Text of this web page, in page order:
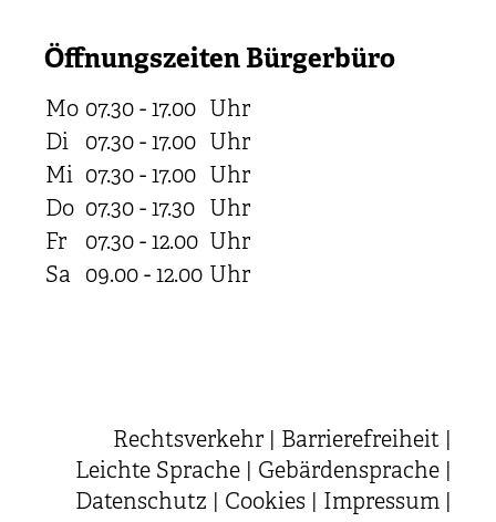
Öffnungszeiten Bürgerbüro
Mo 07.30 - 17.00 Uhr
Di
07.30 - 17.00 Uhr
Mi 07.30 - 17.00 Uhr
Do 07.30 - 17.30 Uhr
Fr
07.30 - 12.00 Uhr
Sa 09.00 - 12.00 Uhr
Rechtsverkehr Barrierefreiheit
Leichte Sprache
Gebärdensprache
Datenschutz
Cookies Impressum